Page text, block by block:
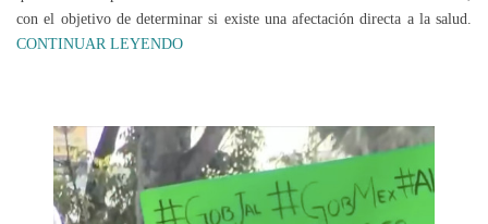
con el objetivo de determinar si existe una afectación directa a la salud.
CONTINUAR LEYENDO